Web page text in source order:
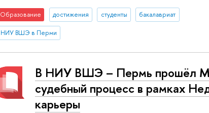
Образование достижения студенты бакалавриат
НИУ ВШЭ в Перми
В НИУ ВШЭ – Пермь прошёл
судебный процесс в рамках
карьеры